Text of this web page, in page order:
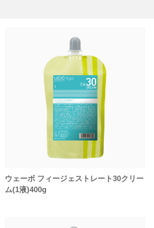
ウェーボ フィージェストレート30クリー
ム(1液)400g